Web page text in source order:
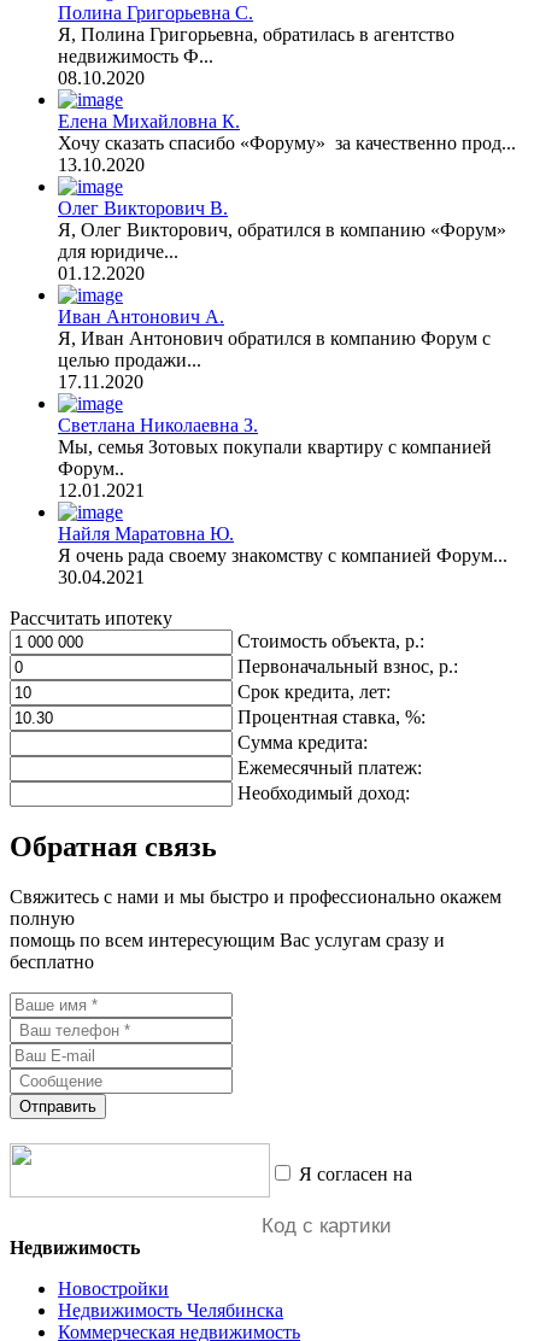
Полина Григорьевна С.
Я, Полина Григорьевна, обратилась в агентство
недвижимость Ф...
08.10.2020
Елена Михайловна К.
Хочу сказать спасибо «Форуму» за качественно прод...
13.10.2020
Олег Викторович В.
Я, Олег Викторович, обратился в компанию «Форум»
для юридиче...
01.12.2020
Иван Антонович А.
Я, Иван Антонович обратился в компанию Форум с
целью продажи...
17.11.2020
Светлана Николаевна З.
Мы, семья Зотовых покупали квартиру с компанией
Форум..
12.01.2021
Найля Маратовна Ю.
Я очень рада своему знакомству с компанией Форум...
30.04.2021
Рассчитать ипотеку
Стоимость объекта, р.:
Первоначальный взнос, р.:
Срок кредита, лет:
Процентная ставка, %:
Сумма кредита:
Ежемесячный платеж:
Необходимый доход:
Обратная связь
Свяжитесь с нами и мы быстро и профессионально окажем
полную
помощь по всем интересующим Вас услугам сразу и
бесплатно
Отправить
Я согласен на
Недвижимость
Новостройки
Недвижимость Челябинска
Коммерческая недвижимость